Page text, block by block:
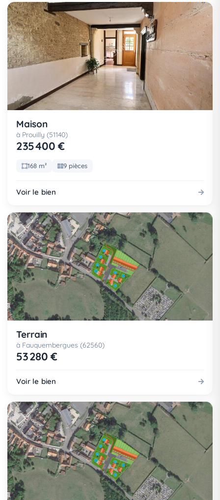
Maison
à Prouilly (51140)
235 400 €
168 m² 9 pièces
Voir le bien
Terrain
à Fauquembergues (62560)
53 280 €
Voir le bien